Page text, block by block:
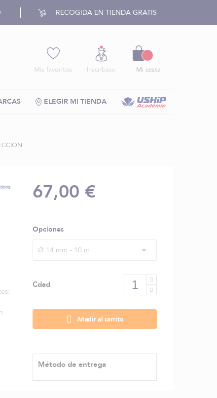
RECOGIDA EN TIENDA GRATIS
Mis favoritos Inscríbase Mi cesta
ELEGIR MI TIENDA
67,00 €
Opciones
Ø 14 mm - 10 m
Cdad
Añadir al carrito
Método de entrega